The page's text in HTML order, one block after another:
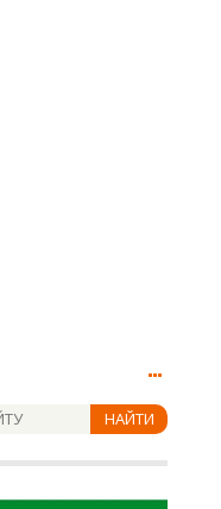
НАЙТИ